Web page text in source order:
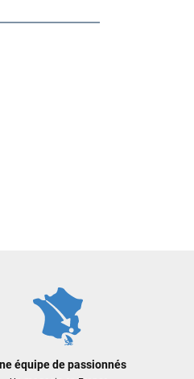
équipe de passionnés